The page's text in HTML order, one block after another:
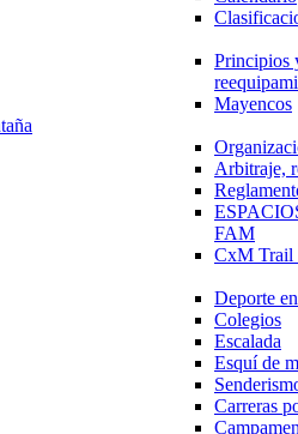
Principios
Mayencos
Arbitraje,
FAM
CxM
Deporte
Colegios
Escalada
Esquí de
Carreras